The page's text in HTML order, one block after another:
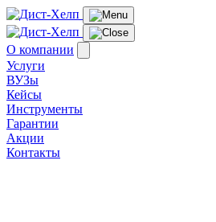
О компании
Услуги
ВУЗы
Кейсы
Инструменты
Гарантии
Акции
Контакты